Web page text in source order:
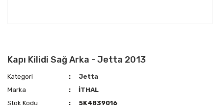
Kapı Kilidi Sağ Arka - Jetta 2013
Kategori
Jetta
Marka
İTHAL
Stok Kodu
5K4839016